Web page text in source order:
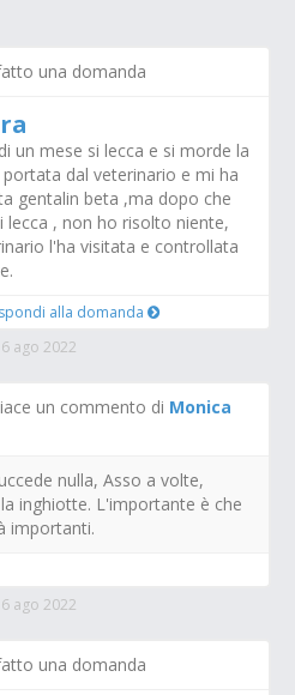
una domanda
un mese si lecca e si morde la
dal veterinario e mi ha
gentalin beta ,ma dopo che
, non ho risolto niente,
l'ha visitata e controllata
alla domanda
ago 2022
un commento di Monica
nulla, Asso a volte,
inghiotte. L'importante è che
importanti.
ago 2022
una domanda